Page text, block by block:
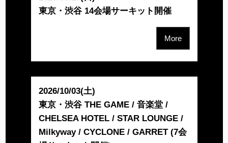
東京・渋谷 14会場サーキット開催
More
2026/10/03(土)
東京・渋谷 THE GAME / 音楽堂 /
CHELSEA HOTEL / STAR LOUNGE /
Milkyway / CYCLONE / GARRET (7会